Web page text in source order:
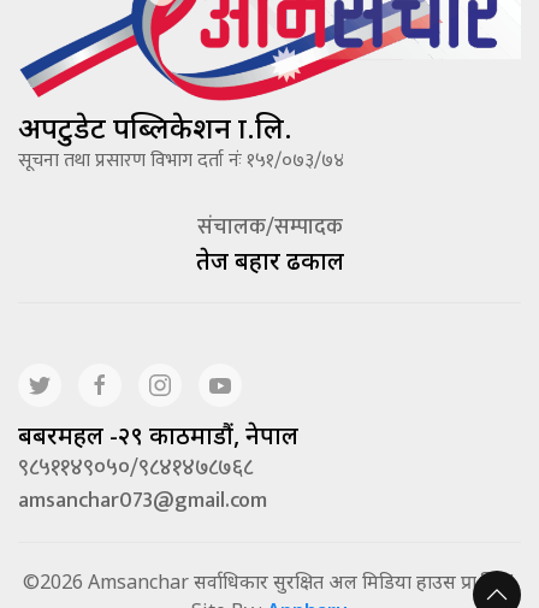
अपटुडेट पब्लिकेशन प्रा.लि.
सूचना तथा प्रसारण विभाग दर्ता नंः १५१/०७३/७४
संचालक/सम्पादक
तेज बहादूर ढकाल
बबरमहल -२९ काठमाडौं, नेपाल
९८५११४९०५०/९८४१४७८७६८
amsanchar073@gmail.com
©2026 Amsanchar सर्वाधिकार सुरक्षित अल मिडिया हाउस प्रा.लि. |